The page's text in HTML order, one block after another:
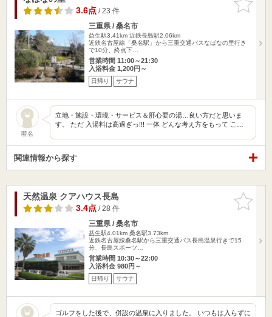
りに追加
3.6点/ 23 件
三重県 / 桑名市
益生駅3.41km 近鉄長島駅2.06km
近鉄名古屋線「桑名駅」から三重交通バスなばなの里行き
で10分、終点下…
営業時間 11:00～21:30
入浴料金 1,200円～
日帰り サウナ
匿名
立地・施設・環境・サービス＆肝心要の湯…良い方だと思いま
す。 ただ 入湯料は高過ぎっ!!! 一体 どんな考え方をもって こ…
関連情報から探す
お気に入
りに追加
天然温泉 クアハウス長島
3.4点/ 28 件
三重県 / 桑名市
益生駅4.01km 桑名駅3.73km
近鉄名古屋線桑名駅から三重交通バス長島温泉行きで15
分、長島スポーツ…
営業時間 10:30～22:00
入浴料金 980円～
日帰り サウナ
ゴルフをした後で、併設の温泉に入りました。 いつもは入らずに